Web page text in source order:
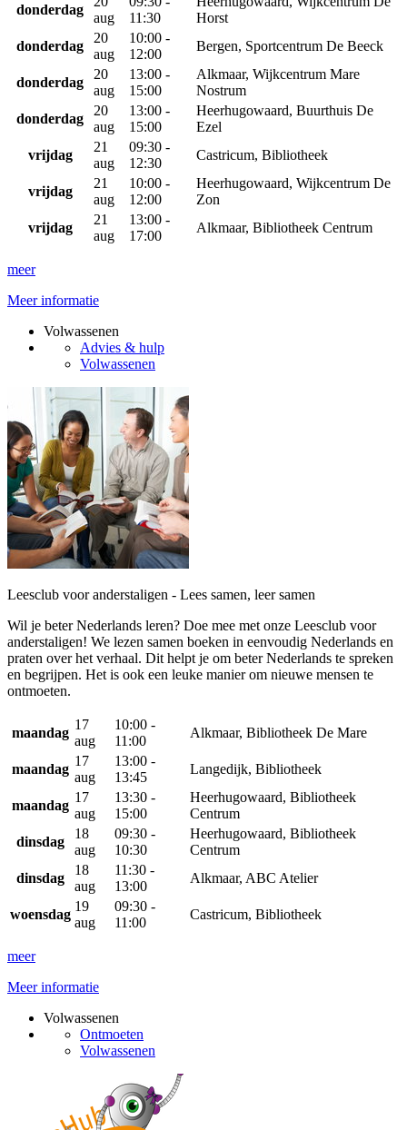
donderdag
aug
11:30
Horst
donderdag
20
aug
10:00 -
12:00
Bergen, Sportcentrum De Beeck
donderdag
20
aug
13:00 -
15:00
Alkmaar, Wijkcentrum Mare
Nostrum
donderdag
20
aug
13:00 -
15:00
Heerhugowaard, Buurthuis De
Ezel
vrijdag
21
aug
09:30 -
12:30
Castricum, Bibliotheek
vrijdag
21
aug
10:00 -
12:00
Heerhugowaard, Wijkcentrum De
Zon
vrijdag
21
aug
13:00 -
17:00
Alkmaar, Bibliotheek Centrum
meer
Meer informatie
Volwassenen
Advies & hulp
Volwassenen
Leesclub voor anderstaligen - Lees samen, leer samen
Wil je beter Nederlands leren? Doe mee met onze Leesclub voor
anderstaligen! We lezen samen boeken in eenvoudig Nederlands en
praten over het verhaal. Dit helpt je om beter Nederlands te spreken
en begrijpen. Het is ook een leuke manier om nieuwe mensen te
ontmoeten.
maandag
17
aug
10:00 -
11:00
Alkmaar, Bibliotheek De Mare
maandag
17
aug
13:00 -
13:45
Langedijk, Bibliotheek
maandag
17
aug
13:30 -
15:00
Heerhugowaard, Bibliotheek
Centrum
dinsdag
18
aug
09:30 -
10:30
Heerhugowaard, Bibliotheek
Centrum
dinsdag
18
aug
11:30 -
13:00
Alkmaar, ABC Atelier
woensdag
19
aug
09:30 -
11:00
Castricum, Bibliotheek
meer
Meer informatie
Volwassenen
Ontmoeten
Volwassenen